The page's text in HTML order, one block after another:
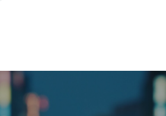
Enfermedades